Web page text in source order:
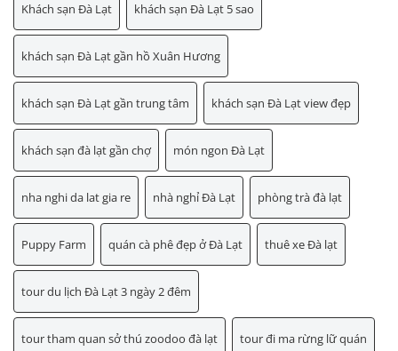
Khách sạn Đà Lạt khách sạn Đà Lạt 5 sao
khách sạn Đà Lạt gần hồ Xuân Hương
khách sạn Đà Lạt gần trung tâm khách sạn Đà Lạt view đẹp
khách sạn đà lạt gần chợ món ngon Đà Lạt
nha nghi da lat gia re nhà nghỉ Đà Lạt phòng trà đà lạt
Puppy Farm quán cà phê đẹp ở Đà Lạt thuê xe Đà lạt
tour du lịch Đà Lạt 3 ngày 2 đêm
tour tham quan sở thú zoodoo đà lạt tour đi ma rừng lữ quán